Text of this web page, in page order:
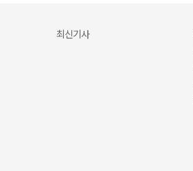
최신기사